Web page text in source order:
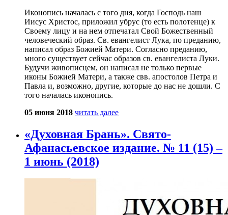
Иконопись началась с того дня, когда Господь наш
Иисус Христос, приложил убрус (то есть полотенце) к
Своему лицу и на нем отпечатал Свой Божественный
человеческий образ. Св. евангелист Лука, по преданию,
написал образ Божией Матери. Согласно преданию,
много существует сейчас образов св. евангелиста Луки.
Будучи живописцем, он написал не только первые
иконы Божией Матери, а также свв. апостолов Петра и
Павла и, возможно, другие, которые до нас не дошли. С
того началась иконопись.
05 июня 2018 читать далее
«Духовная Брань». Свято-
Афанасьевское издание. № 11 (15) –
1 июнь (2018)